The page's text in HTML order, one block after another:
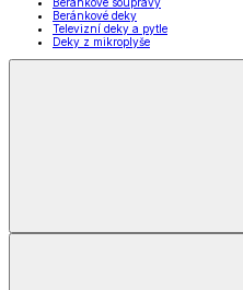
Beránkové deky
Televizní deky a pytle
Deky z mikroplyše